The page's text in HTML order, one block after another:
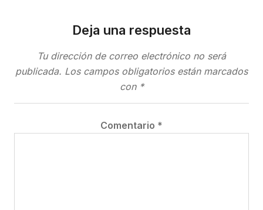
Deja una respuesta
Tu dirección de correo electrónico no será
publicada. Los campos obligatorios están marcados
con *
Comentario *